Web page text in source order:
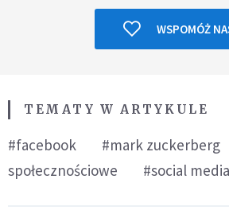
WSPOMÓŻ
TEMATY W ARTYKULE
#facebook #mark zuckerberg
społecznościowe
#social media